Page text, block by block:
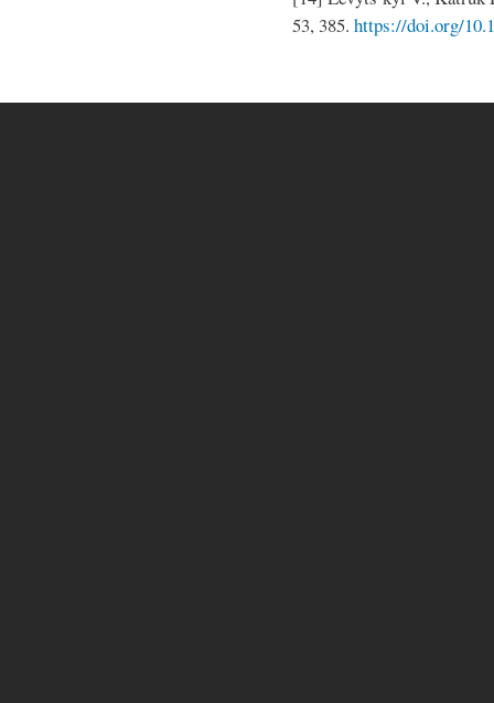
53, 385. https://doi.org/